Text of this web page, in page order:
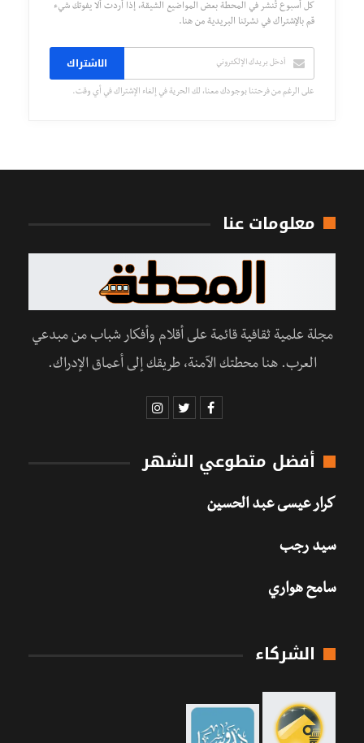
كل أسبوع تُنشر في المحطة بعض المواضيع الشيقة، إذا أردت ألا يفوتك شيء
قم بالإشتراك في نشرتنا البريدية من هنا.
الاشتراك
على الرغم من فرحتنا بوجودك معنا، لك الحرية في إلغاء الإشتراك في أي وقت.
معلومات عنا
مجلة علمية ثقافية قائمة على أقلام وأفكار شباب من مبدعي
العرب. هنا محطتك الآمنة، طريقك إلى أعماق الإدراك.
أفضل متطوعي الشهر
كرار عيسى عبد الحسين
سيد رجب
سامح هواري
الشركاء